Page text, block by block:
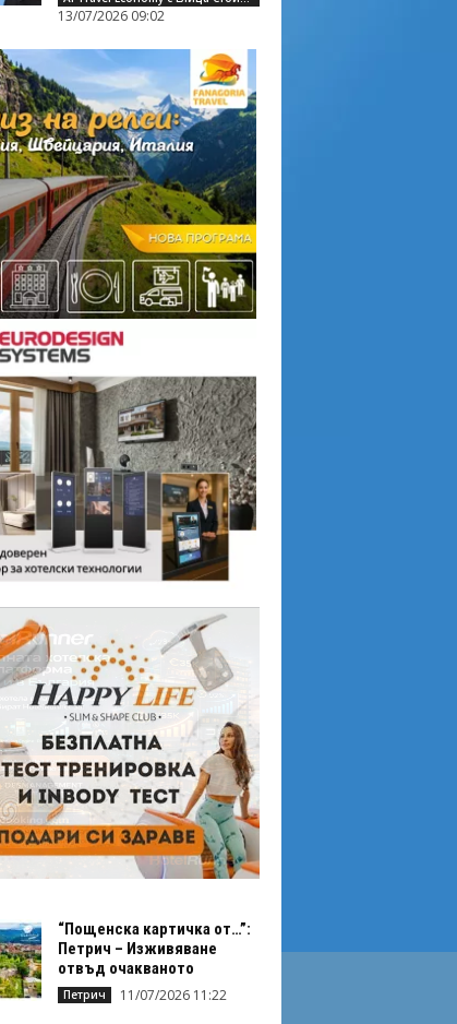
13/07/2026 09:02
“Пощенска картичка от…”:
Петрич – Изживяване
отвъд очакваното
Петрич 11/07/2026 11:22